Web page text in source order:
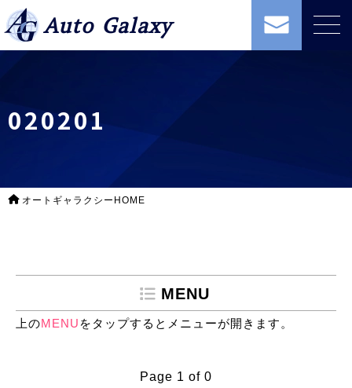
Auto Galaxy
020201
オートギャラクシーHOME
MENU
上のMENU をタップするとメニューが開きます。
Page 1 of 0